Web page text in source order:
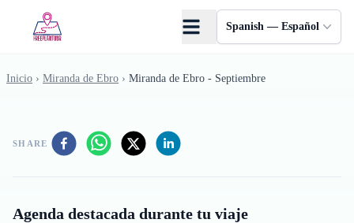
Spanish — Español
Inicio › Miranda de Ebro › Miranda de Ebro - Septiembre
SHARE
Agenda destacada durante tu viaje